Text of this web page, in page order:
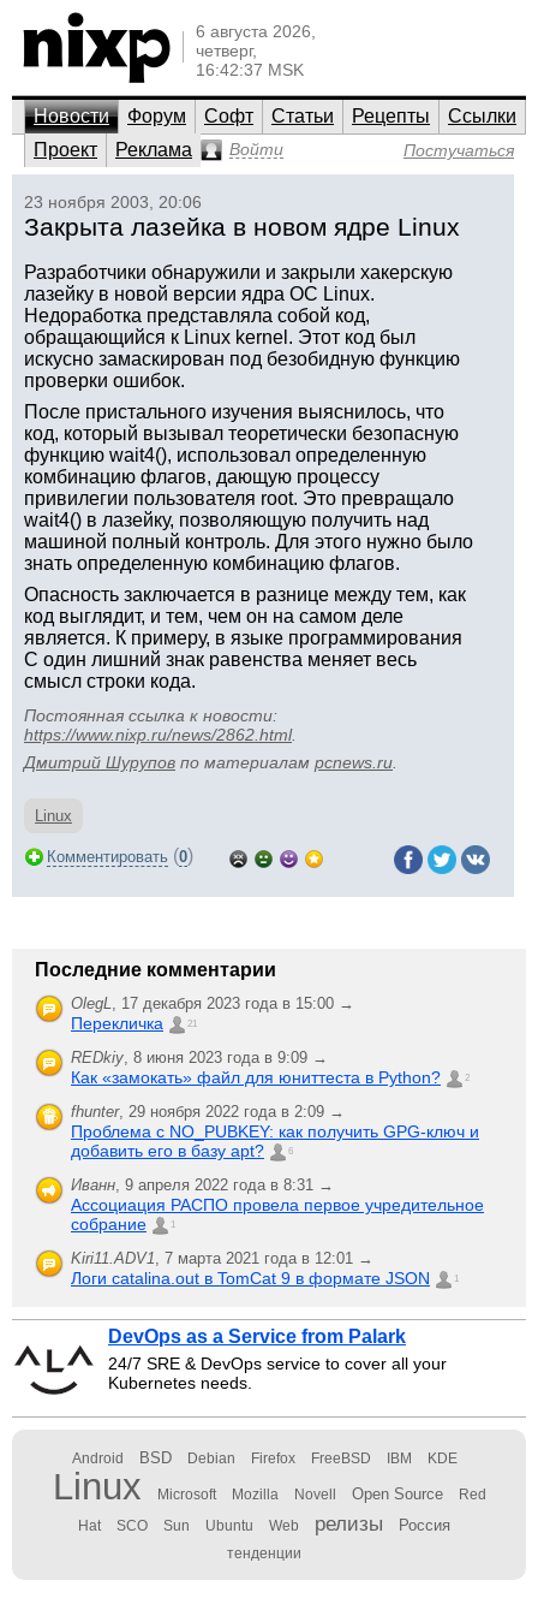
6 августа 2026,
четверг,
16:42:37 MSK
Новости Форум Софт Статьи Рецепты
Ссылки
Проект
Реклама Войти Постучаться
23 ноября 2003, 20:06
Закрыта лазейка в новом ядре Linux
Разработчики обнаружили и закрыли хакерскую
лазейку в новой версии ядра ОС Linux.
Недоработка представляла собой код,
обращающийся к Linux kernel. Этот код был
искусно замаскирован под безобидную функцию
проверки ошибок.
После пристального изучения выяснилось, что
код, который вызывал теоретически безопасную
функцию wait4(), использовал определенную
комбинацию флагов, дающую процессу
привилегии пользователя root. Это превращало
wait4() в лазейку, позволяющую получить над
машиной полный контроль. Для этого нужно было
знать определенную комбинацию флагов.
Опасность заключается в разнице между тем, как
код выглядит, и тем, чем он на самом деле
является. К примеру, в языке программирования
C один лишний знак равенства меняет весь
смысл строки кода.
Постоянная ссылка к новости:
https://www.nixp.ru/news/2862.html.
Дмитрий Шурупов по материалам pcnews.ru
Linux
Комментировать (0)
Последние комментарии
OlegL, 17 декабря 2023 года в 15:00 →
Перекличка 21
REDkiy, 8 июня 2023 года в 9:09 →
Как «замокать» файл для юниттеста в Python? 2
fhunter, 29 ноября 2022 года в 2:09 →
Проблема с NO_PUBKEY: как получить GPG-ключ и
добавить его в базу apt?
6
Иванн, 9 апреля 2022 года в 8:31 →
Ассоциация РАСПО провела первое учредительное
собрание
1
Kiri11.ADV1, 7 марта 2021 года в 12:01 →
Логи catalina.out в TomCat 9 в формате JSON 1
DevOps as a Service from Palark
24/7 SRE & DevOps service to cover all your
Kubernetes needs.
Android BSD Debian Firefox FreeBSD IBM KDE
Linux Microsoft Mozilla Novell Open Source Red
Hat SCO Sun Ubuntu Web релизы Россия
тенденции